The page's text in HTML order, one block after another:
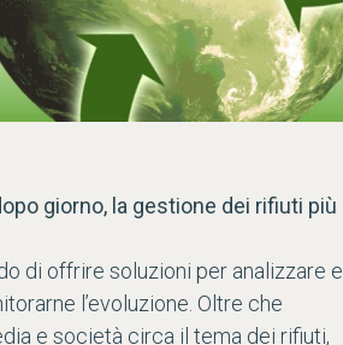
giorno, la gestione dei rifiuti più
di offrire soluzioni per analizzare e
l’evoluzione. Oltre che
e società circa il tema dei rifiuti,